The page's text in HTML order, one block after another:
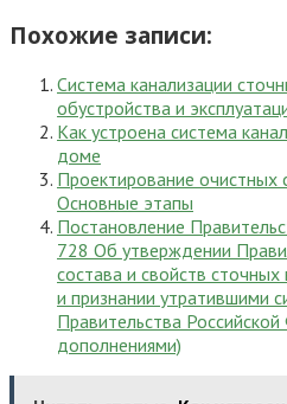
Похожие записи:
Система канализации
обустройства и
Как устроена система
доме
Проектирование очистных
Основные этапы
Постановление
728 Об утверждении
состава и свойств
и признании утратившими
Правительства
дополнениями)